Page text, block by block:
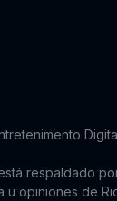
respaldado
u opiniones de